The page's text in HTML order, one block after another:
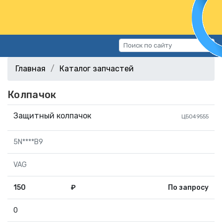
Каталог запчастей
г.Волгоград, ул.Казахская, 11
+7 (906) 172-16-31
г.Волгоград, ул. Рокоссовского,
+7 (961) 682-84-90
Главная Каталог запчастей
Колпачок
Защитный колпачок ЦБ049555
5N****B9
VAG
150 ₽ По запросу
0